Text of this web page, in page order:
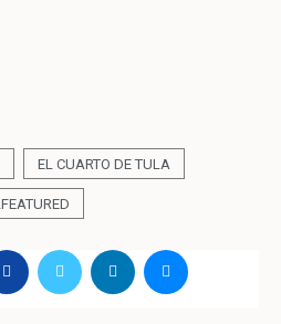
EL CUARTO DE TULA